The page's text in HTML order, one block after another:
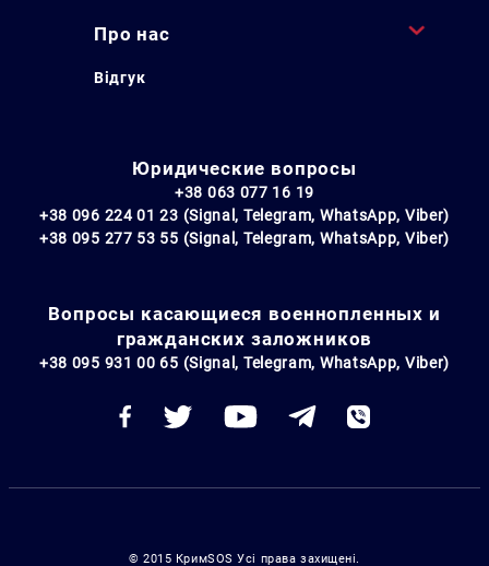
Про нас
Відгук
Юридические вопросы
+38 063 077 16 19
+38 096 224 01 23 (Signal, Telegram, WhatsApp, Viber)
+38 095 277 53 55 (Signal, Telegram, WhatsApp, Viber)
Вопросы касающиеся военнопленных и
гражданских заложников
+38 095 931 00 65 (Signal, Telegram, WhatsApp, Viber)
© 2015 КримSOS Усі права захищені.